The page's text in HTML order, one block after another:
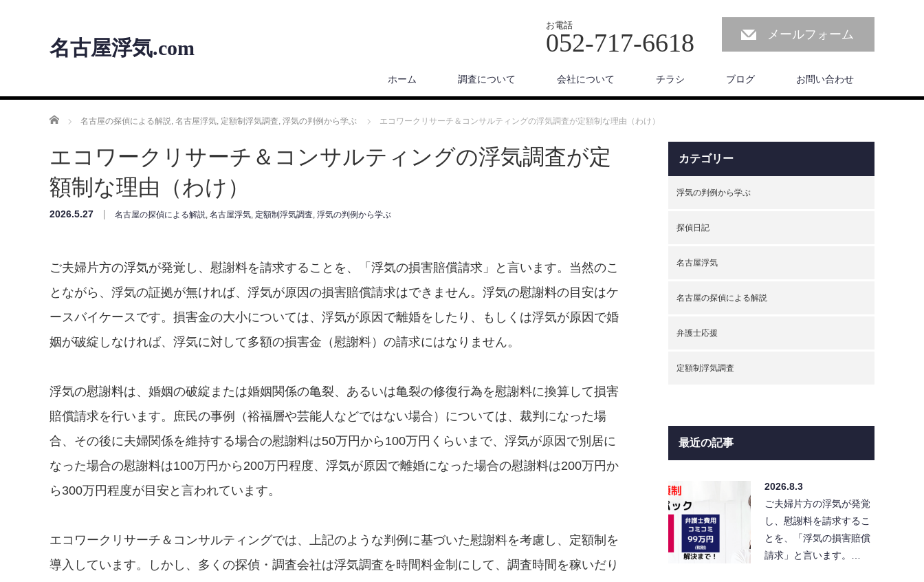
名古屋浮気.com
お電話
052-717-6618 メールフォーム
ホーム 調査について 会社について チラシ ブログ お問い合わせ
ホーム 名古屋の探偵による解説, 名古屋浮気, 定額制浮気調査, 浮気の判例から学ぶ エコワークリサーチ＆コンサルティングの浮気調査が定額制な理由（わけ）
エコワークリサーチ＆コンサルティングの浮気調査が定
額制な理由（わけ）
2026.5.27 名古屋の探偵による解説, 名古屋浮気, 定額制浮気調査, 浮気の判例から学ぶ
ご夫婦片方の浮気が発覚し、慰謝料を請求することを、「浮気の損害賠償請求」と言います。当然のこ
とながら、浮気の証拠が無ければ、浮気が原因の損害賠償請求はできません。浮気の慰謝料の目安はケ
ースバイケースです。損害金の大小については、浮気が原因で離婚をしたり、もしくは浮気が原因で婚
姻が破綻しなければ、浮気に対して多額の損害金（慰謝料）の請求にはなりません。
浮気の慰謝料は、婚姻の破綻または婚姻関係の亀裂、あるいは亀裂の修復行為を慰謝料に換算して損害
賠償請求を行います。庶民の事例（裕福層や芸能人などではない場合）については、裁判になった場
合、その後に夫婦関係を維持する場合の慰謝料は50万円から100万円くらいまで、浮気が原因で別居に
なった場合の慰謝料は100万円から200万円程度、浮気が原因で離婚になった場合の慰謝料は200万円か
ら300万円程度が目安と言われています。
エコワークリサーチ＆コンサルティングでは、上記のような判例に基づいた慰謝料を考慮し、定額制を
導入しています。しかし、多くの探偵・調査会社は浮気調査を時間料金制にして、調査時間を稼いだり
カテゴリー
浮気の判例から学ぶ
探偵日記
名古屋浮気
名古屋の探偵による解説
弁護士応援
定額制浮気調査
最近の記事
2026.8.3
ご夫婦片方の浮気が発覚
し、慰謝料を請求するこ
とを、「浮気の損害賠償
請求」と言います。…